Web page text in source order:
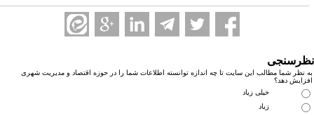
نظر شما مطالب این سایت تا چه اندازه توانسته اطلاعات شما را در حوزه اقتصاد و مدیریت شهری
دهد؟
خیلی زیاد
زیاد